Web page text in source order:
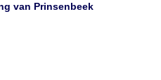
van Prinsenbeek